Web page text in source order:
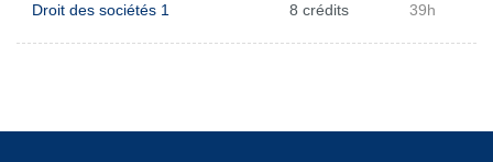
Droit des sociétés 1 8 crédits 39h